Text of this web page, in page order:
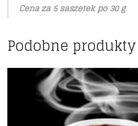
Cena za 5 saszetek po 30 g.
Podobne produkty